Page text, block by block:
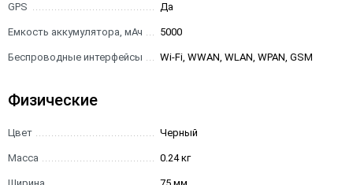
GPS Да
Емкость аккумулятора, мАч 5000
Беспроводные интерфейсы Wi-Fi, WWAN, WLAN, WPAN, GSM
Физические
Цвет Черный
Масса 0.24 кг